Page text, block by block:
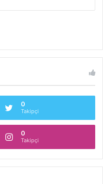
0
Takipçi
0
Takipçi